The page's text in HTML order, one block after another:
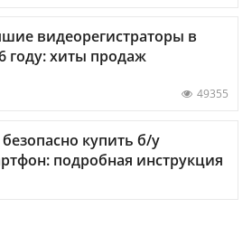
видеорегистраторы в
году: хиты продаж
49355
безопасно купить б/у
подробная инструкция